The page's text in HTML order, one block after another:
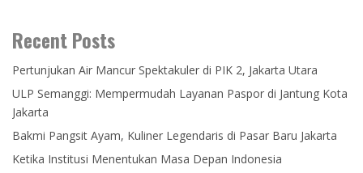
Recent Posts
Pertunjukan Air Mancur Spektakuler di PIK 2, Jakarta Utara
ULP Semanggi: Mempermudah Layanan Paspor di Jantung Kota
Jakarta
Bakmi Pangsit Ayam, Kuliner Legendaris di Pasar Baru Jakarta
Ketika Institusi Menentukan Masa Depan Indonesia